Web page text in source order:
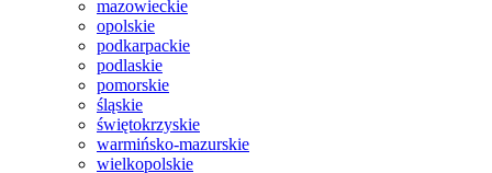
mazowieckie
opolskie
podkarpackie
podlaskie
pomorskie
śląskie
świętokrzyskie
warmińsko-mazurskie
wielkopolskie